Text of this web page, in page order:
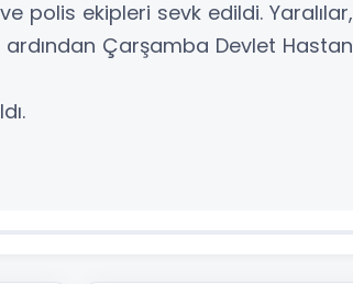
polis ekipleri sevk edildi.
Çarşamba Devlet